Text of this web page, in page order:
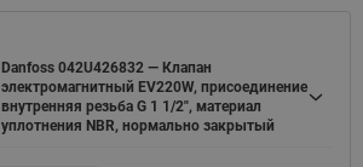
Danfoss 042U426832 — Клапан
электромагнитный EV220W, присоединение
внутренняя резьба G 1 1/2", материал
уплотнения NBR, нормально закрытый